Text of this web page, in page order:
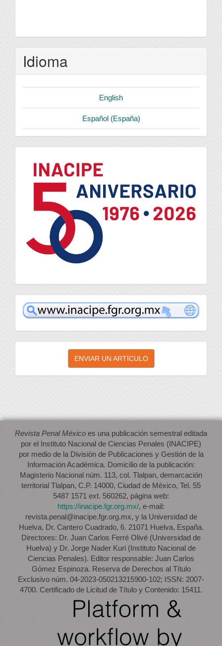
Idioma
English
Español (España)
logo
inacipe
Enviar
artículo
ENVIAR UN ARTÍCULO
Revista Penal México es una publicación semestral editada
por el Instituto Nacional de Ciencias Penales (INACIPE)
por medio de la División de Publicaciones y Gestión de la
Información Académica. Domicilio de la publicación:
Magisterio Nacional núm. 113, col. Tlalpan, demarcación
territorial Tlalpan, C.P. 14000, Ciudad de México, Tel. 55
5487 1571 ext. 560262, página web:
https://inacipe.fgr.org.mx/, e-mail:
revista.penal@inacipe.fgr.org.mx, y la Universidad de
Huelva. Dr. Cantero Cuadrado, 6. 21071 Huelva, España.
Directores: Dr. Juan Carlos Ferré Olivé (Universidad de
Huelva) y Dr. Jorge Nader Kuri (Instituto Nacional de
Ciencias Penales). Editor responsable: Juan Carlos
Gómez Espinoza. Reserva de Derechos al Título
Exclusivo núm. 04-2023-050213215900-102; ISSN: 2007-
4700. Certificado de Licitud de Título y Contenido: 15411.